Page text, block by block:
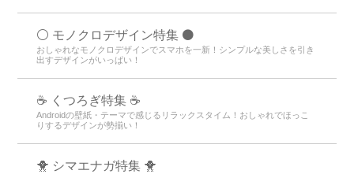
⚪️ モノクロデザイン特集 ⚫️
おしゃれなモノクロデザインでスマホを一新！シンプルな美しさを引き
出すデザインがいっぱい！
☕ くつろぎ特集 ☕
Androidの壁紙・テーマで感じるリラックスタイム！おしゃれでほっこ
りするデザインが勢揃い！
🐥 シマエナガ特集 🐥